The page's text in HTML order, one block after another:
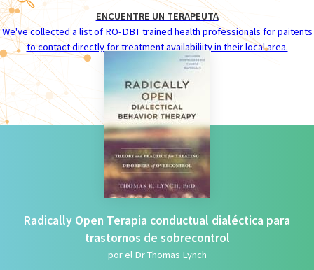
ENCUENTRE UN TERAPEUTA
We've collected a list of RO-DBT trained health professionals for paitents
to contact directly for treatment availabiliity in their local area.
Radically Open Terapia conductual dialéctica para
trastornos de sobrecontrol
por el Dr Thomas Lynch